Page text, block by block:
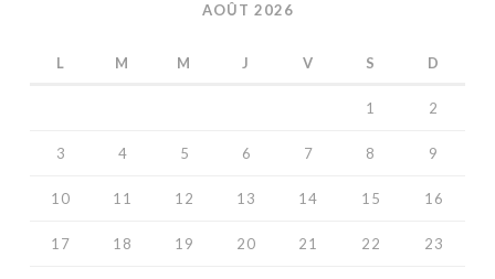
AOÛT 2026
L M M J V S D
1 2
3 4 5 6 7 8 9
10 11 12 13 14 15 16
17 18 19 20 21 22 23